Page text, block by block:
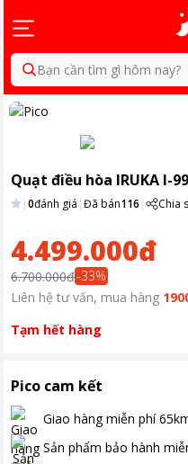
Bạn cần tìm gì hôm nay?
Quạt điều hòa IRUKA I-99
|0đánh giá |Đã bán116 | Chia
4.499.000đ
6.700.000đ-33%
Liên hệ tư vấn, mua hàng
Tạm hết hàng
Pico cam kết
Giao hàng miễn phí
Sản phẩm bảo hành